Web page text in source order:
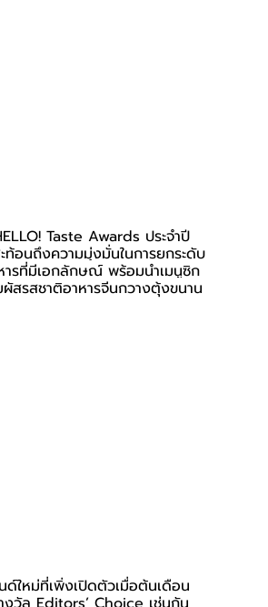
Taste Awards ประจำปี
อนถึงความมุ่งมั่นในการยกระดับ
ารที่มีเอกลักษณ์ พร้อมนำเมนูซิก
ผัสรสชาติอาหารจีนกวางตุ้งขนาน
ใหม่ที่เพิ่งเปิดตัวเมื่อต้นเดือน